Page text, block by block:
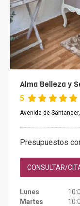
Alma Belleza y
5
Avenida de
Presupuestos
CONSULTAR/
Lunes
Martes